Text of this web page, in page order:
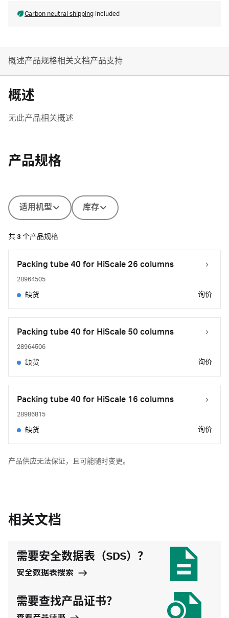
Carbon neutral shipping included
概述产品规格相关文档产品支持
概述
无此产品相关概述
产品规格
适用机型 库存
共 3 个产品规格
Packing tube 40 for HiScale 26 columns
28964505
缺货 询价
Packing tube 40 for HiScale 50 columns
28964506
缺货 询价
Packing tube 40 for HiScale 16 columns
28986815
缺货 询价
产品供应无法保证，且可能随时变更。
相关文档
需要安全数据表（SDS）？
安全数据表搜索
需要查找产品证书？